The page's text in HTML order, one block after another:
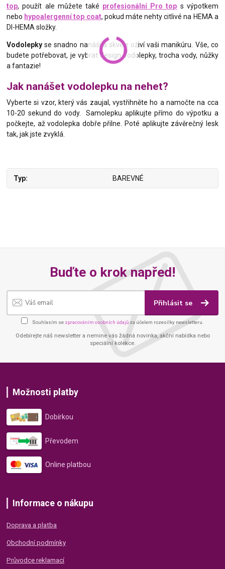
top, použít ale můžete také profesionální Pro top s výpotkem
nebo hypoalergenní top coat, pokud máte nehty citlivé na HEMA a
DI-HEMA složky.
Vodolepky se snadno nanáší a skvěle oživí vaši manikúru. Vše, co
budete potřebovat, je vybrat design vodolepky, trocha vody, nůžky
a fantazie!
Jak nanášet vodolepku na nehet?
Vyberte si vzor, který vás zaujal, vystřihněte ho a namočte na cca
10-20 sekund do vody. Samolepku aplikujte přímo do výpotku a
počkejte, až vodolepka dobře přilne. Poté aplikujte závěrečný lesk
tak, jak jste zvyklá.
Typ BAREVNÉ
Buďte o krok napřed!
Přihlásit se
Souhlasím se zpracováním osobních údajů za účelem rozesílky newsletteru.
Odebírejte náš newsletter a nemine vás žádná novinka, akční nabídka nebo
speciální kolekce.
Možnosti platby
Dobírkou
Převodem
Online platbou
Informace o nákupu
Doprava a platba
Obchodní podmínky
Průvodce reklamací